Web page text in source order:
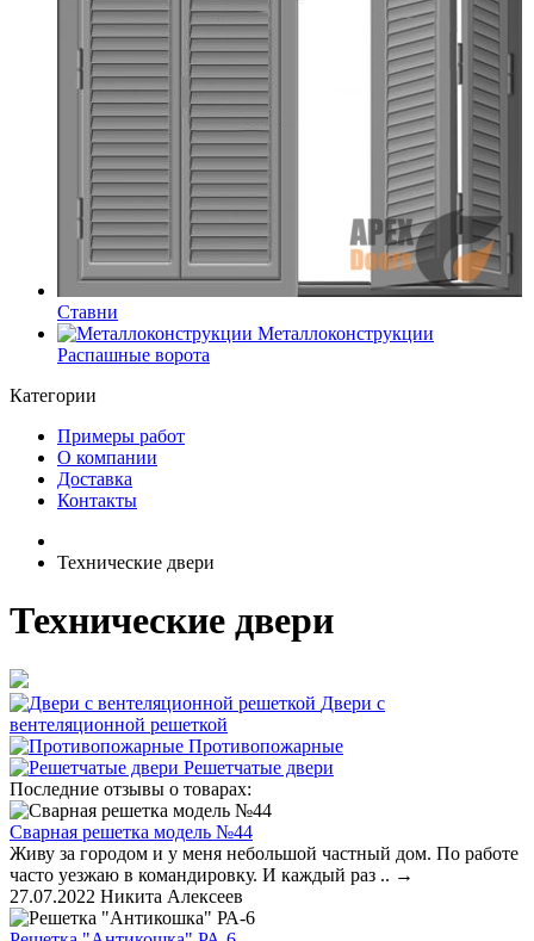
Ставни
Металлоконструкции
Распашные ворота
Категории
Примеры работ
О компании
Доставка
Контакты
Технические двери
Технические двери
Двери с
вентеляционной решеткой
Противопожарные
Решетчатые двери
Последние отзывы о товарах:
Сварная решетка модель №44
Живу за городом и у меня небольшой частный дом. По работе
часто уезжаю в командировку. И каждый раз .. →
27.07.2022 Никита Алексеев